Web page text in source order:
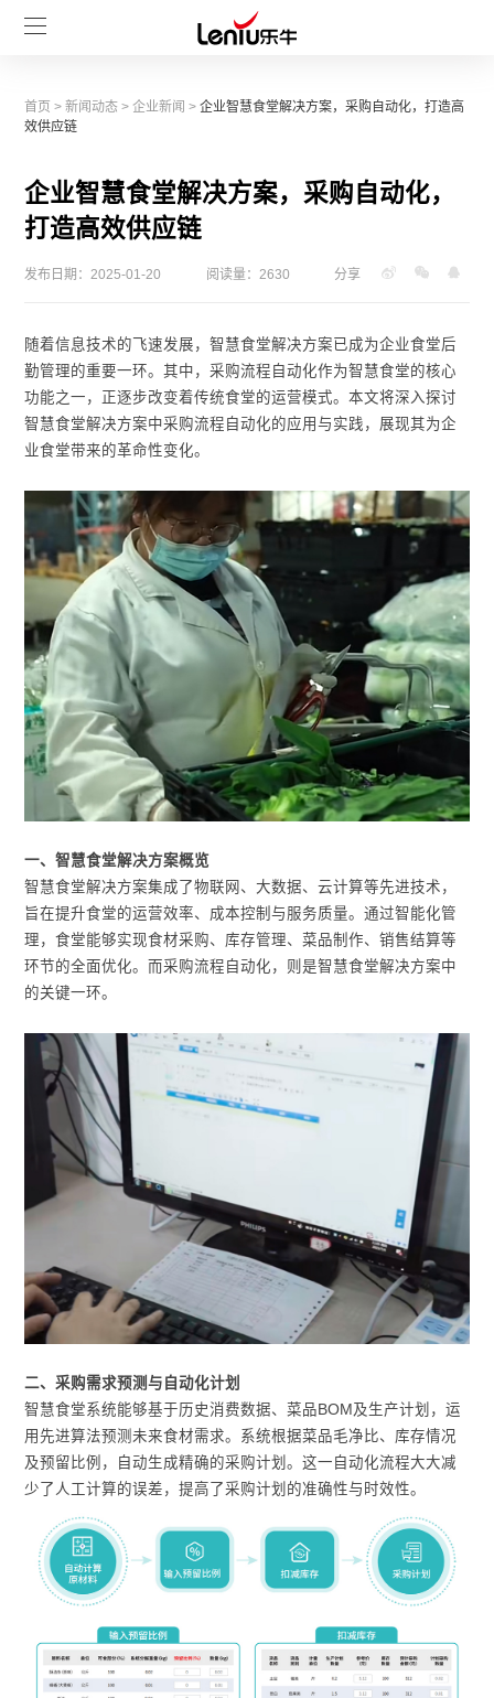
首页 >新闻动态 >企业新闻 >企业智慧食堂解决方案，采购自动化，打造高
效供应链
企业智慧食堂解决方案，采购自动化，
打造高效供应链
发布日期：2025-01-20 阅读量：2630 分享
随着信息技术的飞速发展，智慧食堂解决方案已成为企业食堂后
勤管理的重要一环。其中，采购流程自动化作为智慧食堂的核心
功能之一，正逐步改变着传统食堂的运营模式。本文将深入探讨
智慧食堂解决方案中采购流程自动化的应用与实践，展现其为企
业食堂带来的革命性变化。
一、智慧食堂解决方案概览
智慧食堂解决方案集成了物联网、大数据、云计算等先进技术，
旨在提升食堂的运营效率、成本控制与服务质量。通过智能化管
理，食堂能够实现食材采购、库存管理、菜品制作、销售结算等
环节的全面优化。而采购流程自动化，则是智慧食堂解决方案中
的关键一环。
二、采购需求预测与自动化计划
智慧食堂系统能够基于历史消费数据、菜品BOM及生产计划，运
用先进算法预测未来食材需求。系统根据菜品毛净比、库存情况
及预留比例，自动生成精确的采购计划。这一自动化流程大大减
少了人工计算的误差，提高了采购计划的准确性与时效性。